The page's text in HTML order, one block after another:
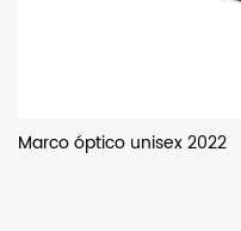
Marco óptico unisex 2022